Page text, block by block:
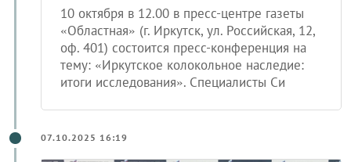
10 октября в 12.00 в пресс-центре газеты
«Областная» (г. Иркутск, ул. Российская, 12,
оф. 401) состоится пресс-конференция на
тему: «Иркутское колокольное наследие:
итоги исследования». Специалисты Си
07.10.2025 16:19